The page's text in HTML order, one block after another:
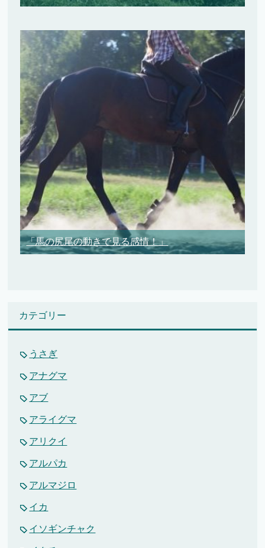
「馬の尻尾の動きで見る感情！」
カテゴリー
うさぎ
アナグマ
アブ
アライグマ
アリクイ
アルパカ
アルマジロ
イカ
イソギンチャク